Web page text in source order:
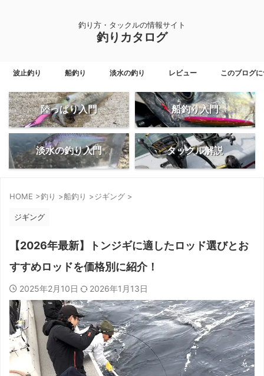
釣り方・タックルの情報サイト
釣りカタログ
波止釣り 船釣り 淡水の釣り レビュー このブログ
陸っぱり入門 船釣り入門
淡水の釣り入門 タックル解説
HOME >釣り >船釣り >ジギング >
ジギング
【2026年最新】トンジギに適したロッド選びとお
すすめロッドを価格別に紹介！
2025年2月10日 2026年1月13日